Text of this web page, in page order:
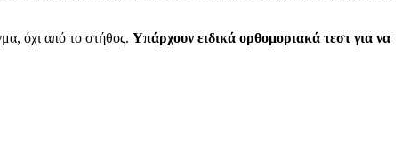
όχι από το στήθος. Υπάρχουν ειδικά ορθομοριακά τεστ για να